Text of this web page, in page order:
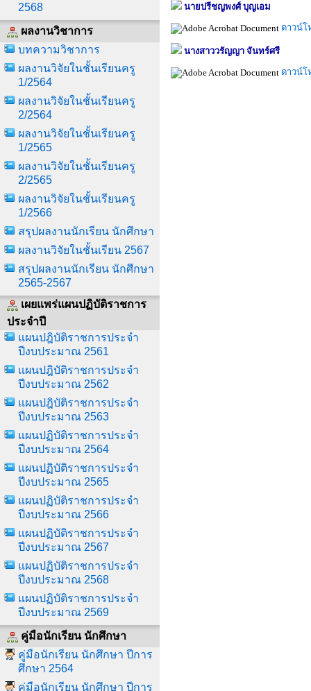
2568
ผลงานวิชาการ
บทความวิชาการ
ผลงานวิจัยในชั้นเรียนครู
1/2564
ผลงานวิจัยในชั้นเรียนครู
2/2564
ผลงานวิจัยในชั้นเรียนครู
1/2565
ผลงานวิจัยในชั้นเรียนครู
2/2565
ผลงานวิจัยในชั้นเรียนครู
1/2566
สรุปผลงานนักเรียน นักศึกษา
ผลงานวิจัยในชั้นเรียน 2567
สรุปผลงานนักเรียน นักศึกษา
2565-2567
เผยแพร่แผนปฏิบัติราชการ
ประจำปี
แผนปฎิบัติราชการประจำ
ปีงบประมาณ 2561
แผนปฎิบัติราชการประจำ
ปีงบประมาณ 2562
แผนปฎิบัติราชการประจำ
ปีงบประมาณ 2563
แผนปฏิบัติราชการประจำ
ปีงบประมาณ 2564
แผนปฏิบัติราชการประจำ
ปีงบประมาณ 2565
แผนปฏิบัติราชการประจำ
ปีงบประมาณ 2566
แผนปฏิบัติราชการประจำ
ปีงบประมาณ 2567
แผนปฏิบัติราชการประจำ
ปีงบประมาณ 2568
แผนปฏิบัติราชการประจำ
ปีงบประมาณ 2569
คู่มือนักเรียน นักศึกษา
คู่มือนักเรียน นักศึกษา ปีการ
ศึกษา 2564
คู่มือนักเรียน นักศึกษา ปีการ
นายปรีชญพงศ์ บุญเอม
ดาวน์โ
นางสาววรัญญา จันทร์ศรี
ดาวน์โ